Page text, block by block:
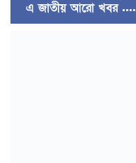
এ জাতীয় আরো খবর ....